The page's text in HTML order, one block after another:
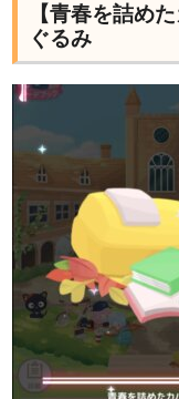
【青春を詰め
ぐるみ